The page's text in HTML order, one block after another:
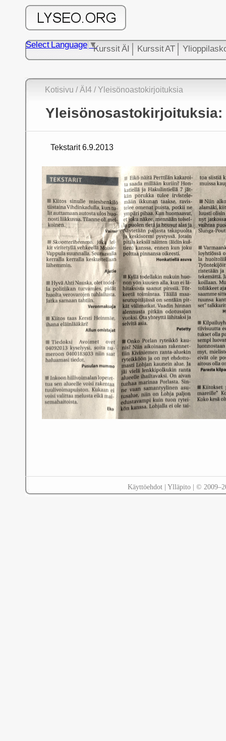
Kurssit ÄI Kurssit AT
Select Language ▼
Kotisivu /ÄI4 / Yleisönoastokirjoituksia
Yleisönosastokirjoituksia:
Tekstarit 6.9.2013
Käyttöehdot| Ylläpito| ©